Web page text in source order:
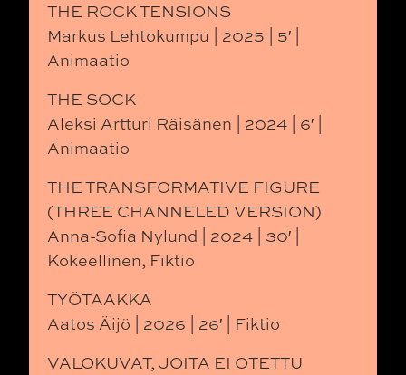
THE ROCK TENSIONS
Markus Lehtokumpu | 2025 | 5′ |
Animaatio
THE SOCK
Aleksi Artturi Räisänen | 2024 | 6′ |
Animaatio
THE TRANSFORMATIVE FIGURE
(THREE CHANNELED VERSION)
Anna-Sofia Nylund | 2024 | 30′ |
Kokeellinen, Fiktio
TYÖTAAKKA
Aatos Äijö | 2026 | 26′ | Fiktio
VALOKUVAT, JOITA EI OTETTU